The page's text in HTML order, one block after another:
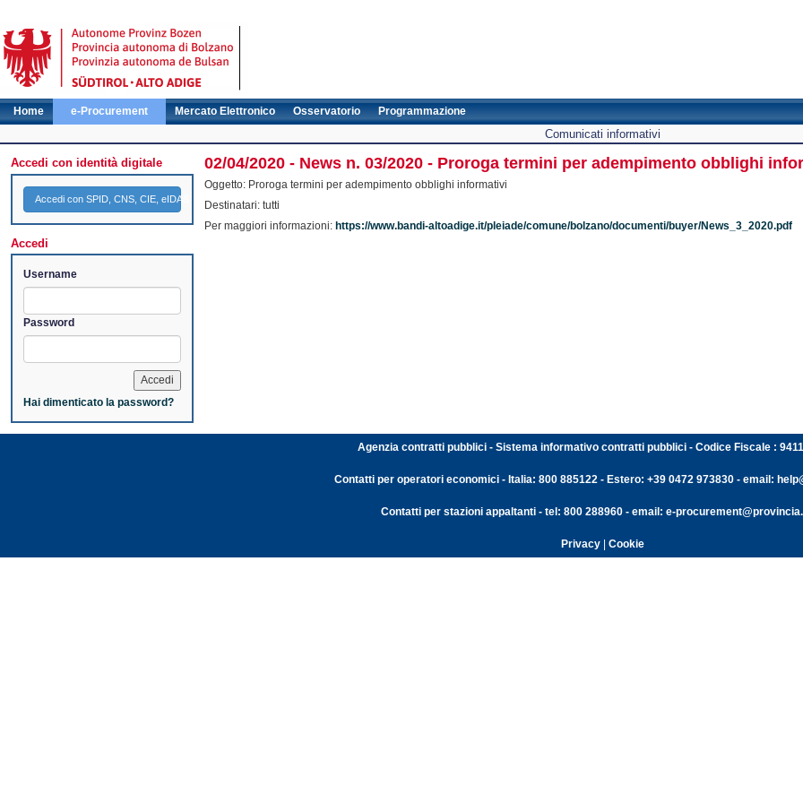
Home e-Procurement Mercato Elettronico Osservatorio Programmazione
Comunicati informativi
Accedi con identità digitale
Accedi con SPID, CNS, CIE, eIDAS
Accedi
Username
Password
Hai dimenticato la password?
02/04/2020 - News n. 03/2020 - Proroga termini per adempimento obblighi
Oggetto: Proroga termini per adempimento obblighi informativi
Destinatari: tutti
Per maggiori informazioni: https://www.bandi-altoadige.it/pleiade/comune/bolzano/documenti/buyer/News_3_2020.pdf
Agenzia contratti pubblici - Sistema informativo contratti pubblici - Codice Fiscale :
Contatti per operatori economici - Italia: 800 885122 - Estero: +39 0472 973830 - email:
Contatti per stazioni appaltanti - tel: 800 288960 - email: e-
Privacy| Cookie